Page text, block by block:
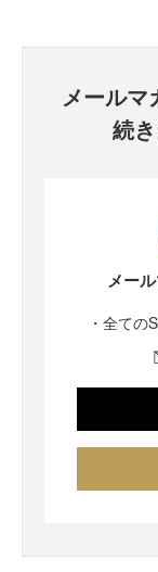
メールマ
続
メー
・全て